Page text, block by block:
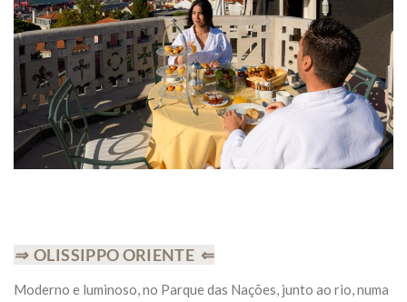
⇒OLISSIPPO ORIENTE ⇐
Moderno e luminoso, no Parque das Nações, junto ao rio, numa